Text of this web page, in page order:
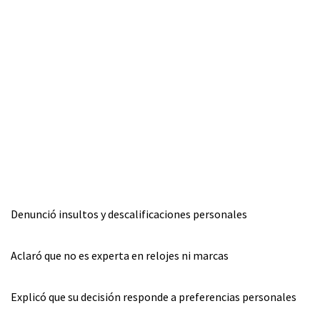
Denunció insultos y descalificaciones personales
Aclaró que no es experta en relojes ni marcas
Explicó que su decisión responde a preferencias personales